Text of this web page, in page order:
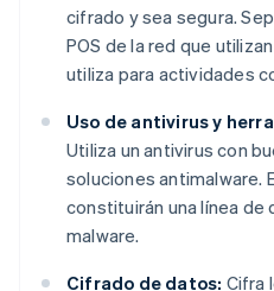
cifrado y sea segura.
POS de la red que
utiliza para actividades
Uso de antivirus y
Utiliza un antivirus con
soluciones antimalware.
constituirán una línea
malware.
Cifrado de datos: Cifra